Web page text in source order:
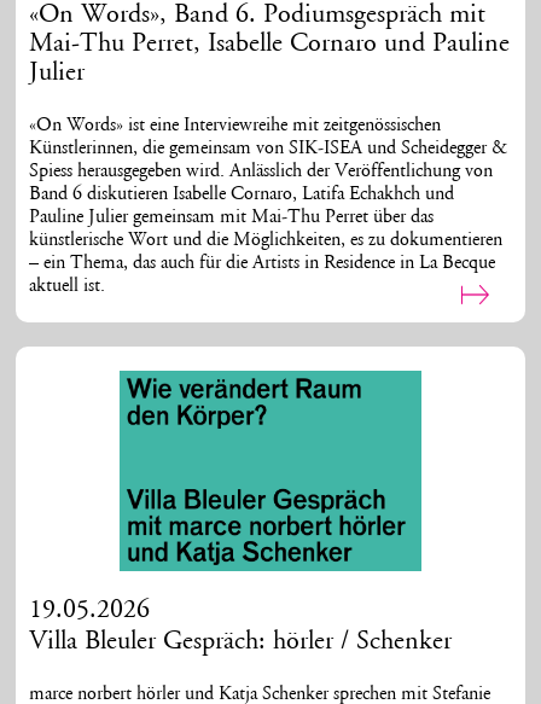
«On Words», Band 6. Podiumsgespräch mit
Mai-Thu Perret, Isabelle Cornaro und Pauline
Julier
«On Words» ist eine Interviewreihe mit zeitgenössischen
Künstlerinnen, die gemeinsam von SIK-ISEA und Scheidegger &
Spiess herausgegeben wird. Anlässlich der Veröffentlichung von
Band 6 diskutieren Isabelle Cornaro, Latifa Echakhch und
Pauline Julier gemeinsam mit Mai-Thu Perret über das
künstlerische Wort und die Möglichkeiten, es zu dokumentieren
– ein Thema, das auch für die Artists in Residence in La Becque
aktuell ist.
19.05.2026
Villa Bleuler Gespräch: hörler / Schenker
marce norbert hörler und Katja Schenker sprechen mit Stefanie